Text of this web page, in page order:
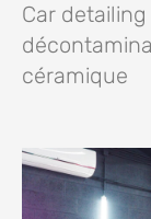
Car
céramique​